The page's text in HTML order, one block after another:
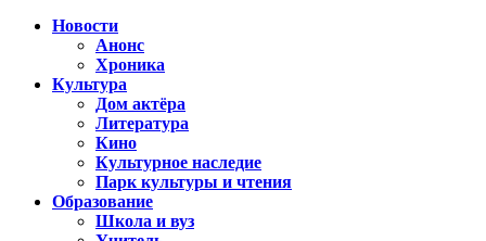
Новости
Анонс
Хроника
Культура
Дом актёра
Литература
Кино
Культурное наследие
Парк культуры и чтения
Образование
Школа и вуз